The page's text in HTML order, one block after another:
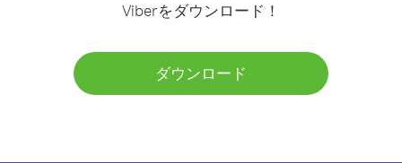
Viberをダウンロード！
ダウンロード